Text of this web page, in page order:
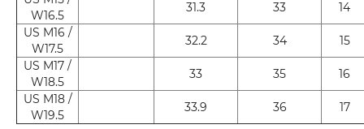
W16.5
31.3 33
14
US M16 /
W17.5
32.2 34
15
US M17 /
W18.5
33 35
16
US M18 /
W19.5
33.9 36 17